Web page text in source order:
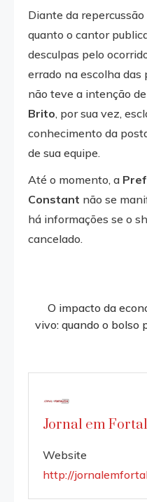
Diante da
quanto o cantor
desculpas pelo
errado na escolha das
não teve a intenção
Brito, por sua vez,
conhecimento da
de sua equipe.
Até o momento, a
Constant não se
há informações se o
cancelado.
more
O impacto da
vivo: quando o bolso
Jornal em
Website
http://